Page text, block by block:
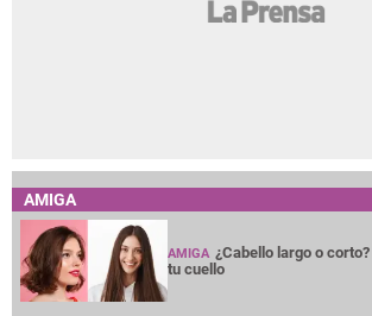
AMIGA
AMIGA ¿Cabello largo o
tu cuello